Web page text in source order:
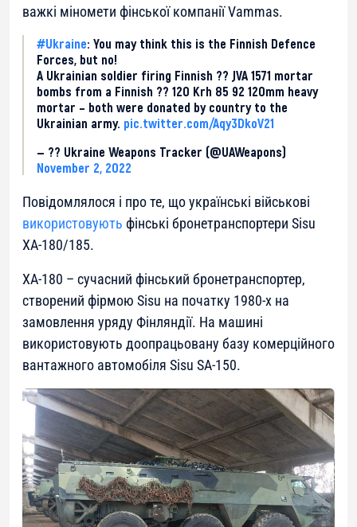
важкі міномети фінської компанії Vammas.
#Ukraine: You may think this is the Finnish Defence
Forces, but no!
A Ukrainian soldier firing Finnish ?? JVA 1571 mortar
bombs from a Finnish ?? 120 Krh 85 92 120mm heavy
mortar – both were donated by country to the
Ukrainian army. pic.twitter.com/Aqy3DkoV21
— ?? Ukraine Weapons Tracker (@UAWeapons)
November 2, 2022
Повідомлялося і про те, що українські військові
використовують фінські бронетранспортери Sisu
XA-180/185.
ХА-180 – сучасний фінський бронетранспортер,
створений фірмою Sisu на початку 1980-х на
замовлення уряду Фінляндії. На машині
використовують доопрацьовану базу комерційного
вантажного автомобіля Sisu SA-150.